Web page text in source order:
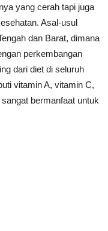
yang cerah tapi juga
Asal-usul
dan Barat, dimana
perkembangan
dari diet di seluruh
vitamin A, vitamin C,
bermanfaat untuk